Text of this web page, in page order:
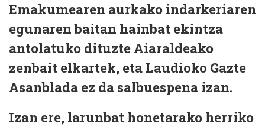
Emakumearen aurkako indarkeriaren
egunaren baitan hainbat ekintza
antolatuko dituzte Aiaraldeako
zenbait elkartek, eta Laudioko Gazte
Asanblada ez da salbuespena izan.
Izan ere, larunbat honetarako herriko